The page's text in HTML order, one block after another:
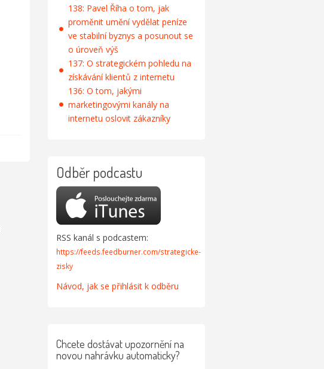
138: Pavel Říha o tom, jak
proměnit umění vydělat peníze
ve stabilní byznys a posunout se
o úroveň výš
137: O strategickém pohledu na
získávání klientů z internetu
136: O tom, jakými
marketingovými kanály na
internetu oslovit zákazníky
Odběr podcastu
RSS kanál s podcastem:
https://feeds.feedburner.com/strategicke-
zisky
Návod, jak se přihlásit k odběru
Chcete dostávat upozornění na
novou nahrávku automaticky?